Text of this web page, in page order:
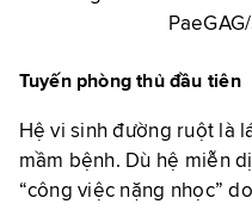
Tuyến phòng thủ đầu tiên
Hệ vi sinh đường ruột là
mầm bệnh. Dù hệ miễn
“công việc nặng nhọc”